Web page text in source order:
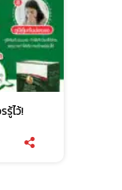
ไว้!